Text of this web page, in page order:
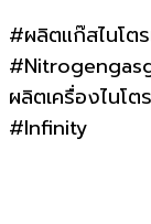
#ผลิตแก๊สไนโต
ผลิตเครื่องไนโต
#Infinity